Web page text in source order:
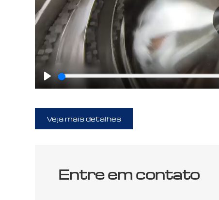
Play
Veja mais detalhes
Entre em contato